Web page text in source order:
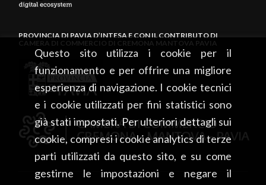
Questo sito utilizza i cookie per il
funzionamento e per offrire una migliore
esperienza di navigazione. I cookie tecnici
e i cookie utilizzati per fini statistici sono
già stati impostati. Per ulteriori dettagli sui
cookie, compresi i cookie analytics di terze
parti utilizzati da questo sito, e su come
gestirne le impostazioni e negare il
PROVINCIA DI PAVIA D’INTESA E CON IL CONTRIBUTO DI
CAMERA DI COMMERCIO DI CREMONA MANTOVA PAVIA